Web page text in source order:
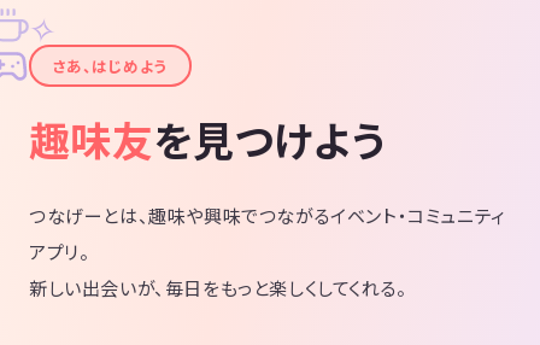
✦
✧
さあ、はじめよう
趣味友を見つけよう
つなげーとは、趣味や興味でつながるイベント・コミュニティ
アプリ。
新しい出会いが、毎日をもっと楽しくしてくれる。